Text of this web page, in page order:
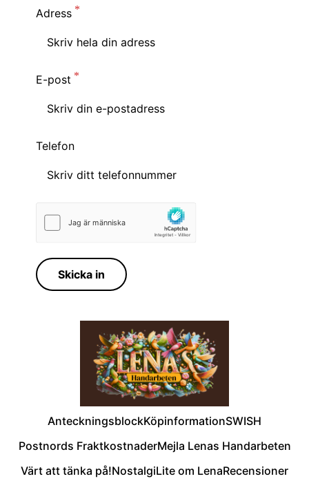
Adress
E-post
Telefon
Skicka in
AnteckningsblockKöpinformationSWISH
Postnords FraktkostnaderMejla Lenas Handarbeten
Värt att tänka på!NostalgiLite om LenaRecensioner